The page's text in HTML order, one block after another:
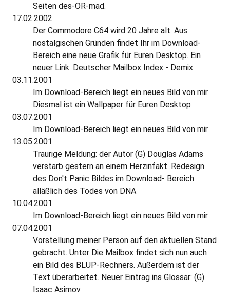
Seiten des-OR-mad.
17.02.2002
Der Commodore C64 wird 20 Jahre alt. Aus
nostalgischen Gründen findet Ihr im Download-
Bereich eine neue Grafik für Euren Desktop. Ein
neuer Link: Deutscher Mailbox Index - Demix
03.11.2001
Im Download-Bereich liegt ein neues Bild von mir.
Diesmal ist ein Wallpaper für Euren Desktop
03.07.2001
Im Download-Bereich liegt ein neues Bild von mir
13.05.2001
Traurige Meldung: der Autor (G) Douglas Adams
verstarb gestern an einem Herzinfakt. Redesign
des Don't Panic Bildes im Download- Bereich
alläßlich des Todes von DNA
10.04.2001
Im Download-Bereich liegt ein neues Bild von mir
07.04.2001
Vorstellung meiner Person auf den aktuellen Stand
gebracht. Unter Die Mailbox findet sich nun auch
ein Bild des BLUP-Rechners. Außerdem ist der
Text überarbeitet. Neuer Eintrag ins Glossar: (G)
Isaac Asimov